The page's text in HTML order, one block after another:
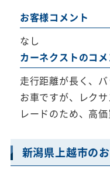
お客様コメント
なし
カーネクストのコメ
走行距離が長く、
お車ですが、レク
レードのため、高
新潟県上越市の